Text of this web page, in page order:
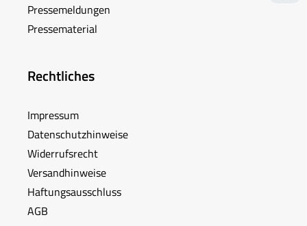
Pressemeldungen
Pressematerial
Rechtliches
Impressum
Datenschutzhinweise
Widerrufsrecht
Versandhinweise
Haftungsausschluss
AGB